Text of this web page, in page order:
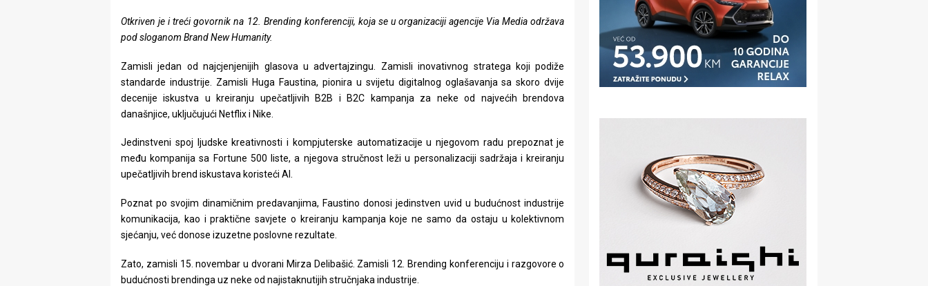
Otkriven je i treći govornik na 12. Brending konferenciji, koja se u organizaciji agencije Via Media održava
pod sloganom Brand New Humanity.
Zamisli jedan od najcjenjenijih glasova u advertajzingu. Zamisli inovativnog stratega koji podiže
standarde industrije. Zamisli Huga Faustina, pionira u svijetu digitalnog oglašavanja sa skoro dvije
decenije iskustva u kreiranju upečatljivih B2B i B2C kampanja za neke od najvećih brendova
današnjice, uključujući Netflix i Nike.
Jedinstveni spoj ljudske kreativnosti i kompjuterske automatizacije u njegovom radu prepoznat je
među kompanija sa Fortune 500 liste, a njegova stručnost leži u personalizaciji sadržaja i kreiranju
upečatljivih brend iskustava koristeći AI.
Poznat po svojim dinamičnim predavanjima, Faustino donosi jedinstven uvid u budućnost industrije
komunikacija, kao i praktične savjete o kreiranju kampanja koje ne samo da ostaju u kolektivnom
sjećanju, već donose izuzetne poslovne rezultate.
Zato, zamisli 15. novembar u dvorani Mirza Delibašić. Zamisli 12. Brending konferenciju i razgovore o
budućnosti brendinga uz neke od najistaknutijih stručnjaka industrije.